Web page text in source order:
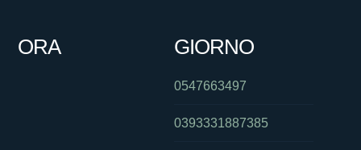
ORA GIORNO
0547663497
0393331887385